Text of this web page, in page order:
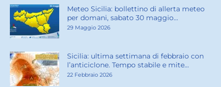
Meteo Sicilia: bollettino di allerta meteo
per domani, sabato 30 maggio...
29 Maggio 2026
Sicilia: ultima settimana di febbraio con
l’anticiclone. Tempo stabile e mite...
22 Febbraio 2026